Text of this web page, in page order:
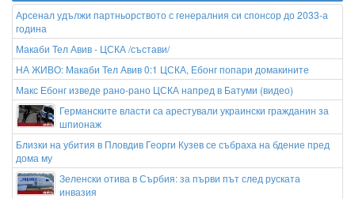
Арсенал удължи партньорството с генералния си спонсор до 2033-а
година
Макаби Тел Авив - ЦСКА /състави/
НА ЖИВО: Макаби Тел Авив 0:1 ЦСКА, Ебонг попари домакините
Макс Ебонг изведе рано-рано ЦСКА напред в Батуми (видео)
Германските власти са арестували украински гражданин за
шпионаж
Близки на убития в Пловдив Георги Кузев се събраха на бдение пред
дома му
Зеленски отива в Сърбия: за първи път след руската
инвазия